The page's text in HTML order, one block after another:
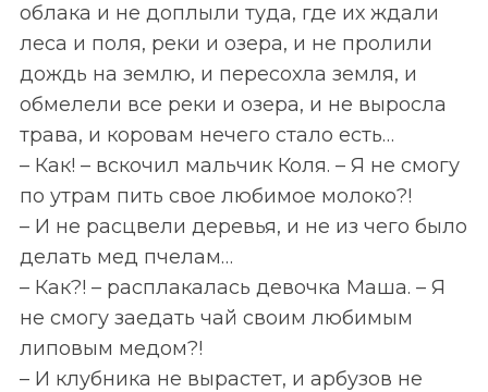
облака и не доплыли туда, где их ждали
леса и поля, реки и озера, и не пролили
дождь на землю, и пересохла земля, и
обмелели все реки и озера, и не выросла
трава, и коровам нечего стало есть…
– Как! – вскочил мальчик Коля. – Я не смогу
по утрам пить свое любимое молоко?!
– И не расцвели деревья, и не из чего было
делать мед пчелам…
– Как?! – расплакалась девочка Маша. – Я
не смогу заедать чай своим любимым
липовым медом?!
– И клубника не вырастет, и арбузов не